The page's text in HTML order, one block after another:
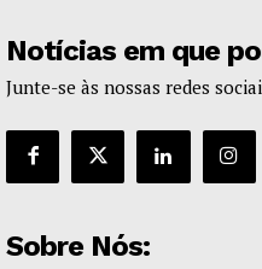
Notícias em que
Junte-se às nossas redes
Sobre Nós: